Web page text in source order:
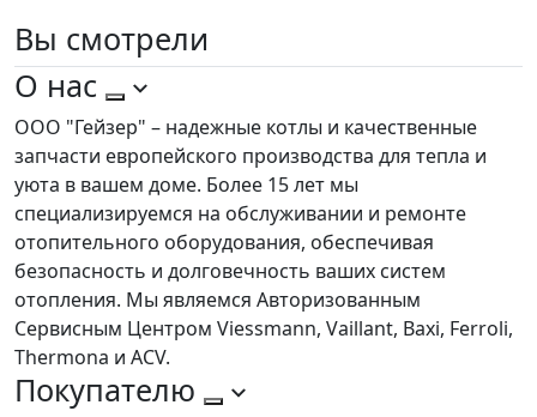
Вы смотрели
О нас
ООО "Гейзер" – надежные котлы и качественные
запчасти европейского производства для тепла и
уюта в вашем доме. Более 15 лет мы
специализируемся на обслуживании и ремонте
отопительного оборудования, обеспечивая
безопасность и долговечность ваших систем
отопления. Мы являемся Авторизованным
Сервисным Центром Viessmann, Vaillant, Baxi, Ferroli,
Thermona и ACV.
Покупателю